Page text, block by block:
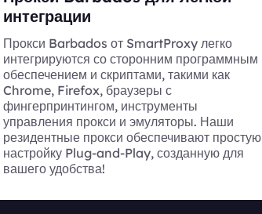
интеграции
Прокси Barbados от SmartProxy легко
интегрируются со сторонним программным
обеспечением и скриптами, такими как
Chrome, Firefox, браузеры с
фингерпринтингом, инструменты
управления прокси и эмуляторы. Наши
резидентные прокси обеспечивают простую
настройку Plug-and-Play, созданную для
вашего удобства!